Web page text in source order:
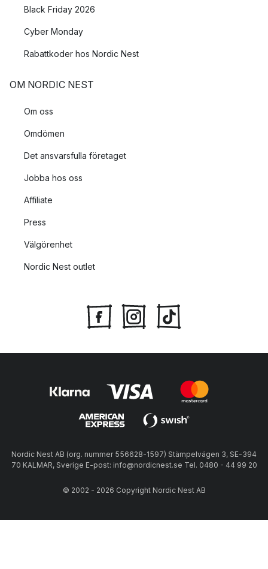
populära varumärken så har vi många andra att välja mellan för
att du ska kunna hitta en lampa som passar just din stil och ditt
Black Friday 2026
Cyber Monday
Rabattkoder hos Nordic Nest
OM NORDIC NEST
Om oss
Omdömen
Det ansvarsfulla företaget
Jobba hos oss
Affiliate
Press
Välgörenhet
Nordic Nest outlet
Nordic Nest AB (org. nummer 556628-1597) Stämpelvägen 3, SE-394
70 KALMAR, Sverige E-post: info@nordicnest.se Tel. 0480 - 44 99 20
© 2002 - 2026 Copyright Nordic Nest AB